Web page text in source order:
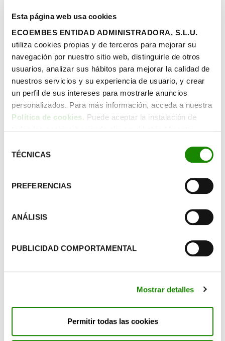
Esta página web usa cookies
ECOEMBES ENTIDAD ADMINISTRADORA, S.L.U.
utiliza cookies propias y de terceros para mejorar su
navegación por nuestro sitio web, distinguirle de otros
usuarios, analizar sus hábitos para mejorar la calidad de
nuestros servicios y su experiencia de usuario, y crear
un perfil de sus intereses para mostrarle anuncios
personalizados. Para más información, acceda a nuestra
Política de cookies. Puede aceptar la instalación de
botón “Configurar cookies”, o rechazar su instalación,
TÉCNICAS
PREFERENCIAS
ANÁLISIS
PUBLICIDAD COMPORTAMENTAL
Mostrar detalles
Permitir todas las cookies